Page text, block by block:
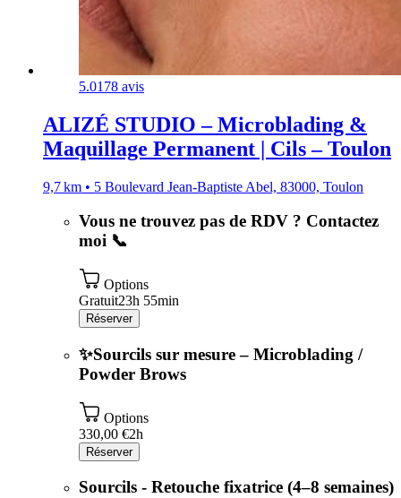
5.0178 avis
ALIZÉ STUDIO – Microblading &
Maquillage Permanent | Cils – Toulon
9,7 km • 5 Boulevard Jean-Baptiste Abel, 83000, Toulon
Vous ne trouvez pas de RDV ? Contactez
moi 📞
Options
Gratuit23h 55min
Réserver
✨Sourcils sur mesure – Microblading /
Powder Brows
Options
330,00 €2h
Réserver
Sourcils - Retouche fixatrice (4–8 semaines)